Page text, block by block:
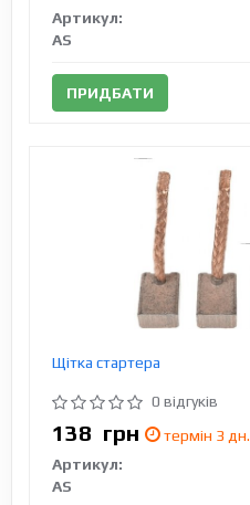
Артикул:
AS
ПРИДБАТИ
Щітка стартера
0 відгуків
138 грн
термін 3 дн.
Артикул:
AS